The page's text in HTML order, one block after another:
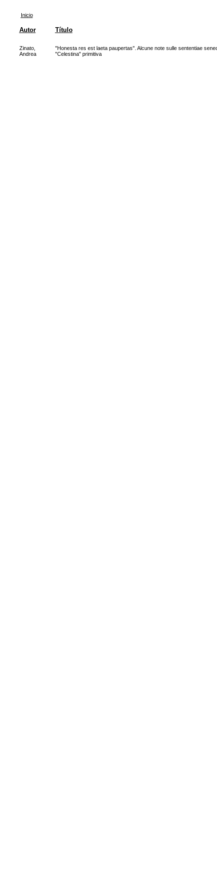
Inicio
Autor Título
Zinato,
Andrea
"Honesta res est laeta paupertas". Alcune note sulle sententiae
"Celestina" primitiva